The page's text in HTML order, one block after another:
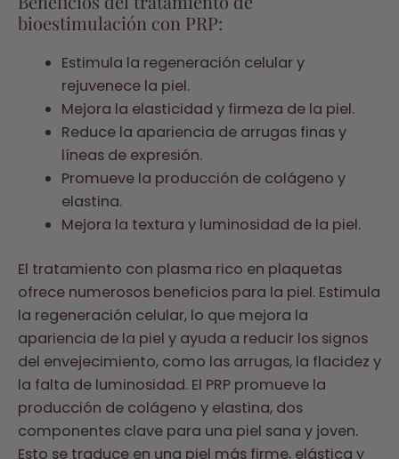
bioestimulación con PRP:
Estimula la regeneración celular y
rejuvenece la piel.
Mejora la elasticidad y firmeza de la piel.
Reduce la apariencia de arrugas finas y
líneas de expresión.
Promueve la producción de colágeno y
elastina.
Mejora la textura y luminosidad de la piel.
El tratamiento con plasma rico en plaquetas
ofrece numerosos beneficios para la piel. Estimula
la regeneración celular, lo que mejora la
apariencia de la piel y ayuda a reducir los signos
del envejecimiento, como las arrugas, la flacidez y
la falta de luminosidad. El PRP promueve la
producción de colágeno y elastina, dos
componentes clave para una piel sana y joven.
Esto se traduce en una piel más firme, elástica y